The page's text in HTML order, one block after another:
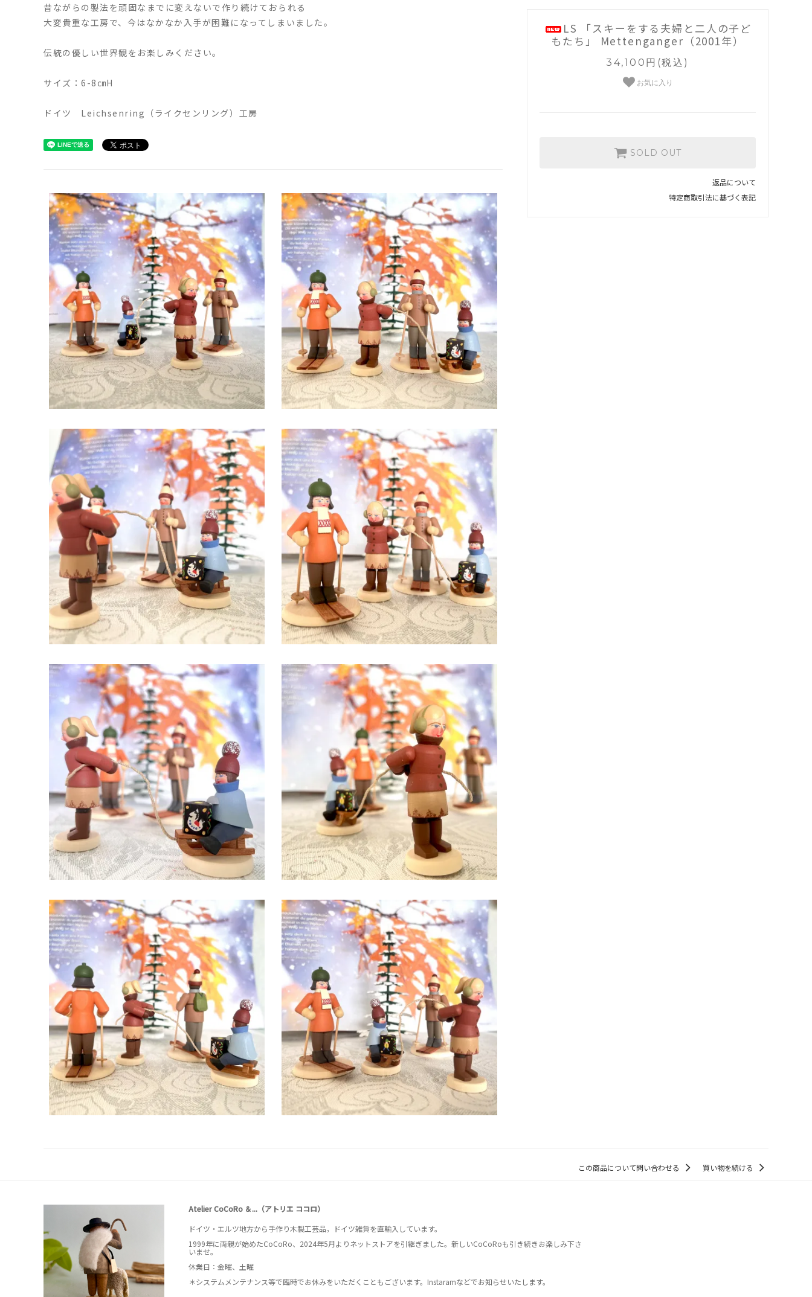
LS 「スキーをする夫婦と二人の子ど
もたち」 Mettenganger（2001年）
34,100円(税込)
お気に入り
SOLD OUT
返品について
特定商取引法に基づく表記
昔ながらの製法を頑固なまでに変えないで作り続けておられる
大変貴重な工房で、今はなかなか入手が困難になってしまいました。
伝統の優しい世界観をお楽しみください。
サイズ：6-8㎝H
ドイツ Leichsenring（ライクセンリング）工房
この商品について問い合わせる 買い物を続ける
Atelier CoCoRo ＆...（アトリエ ココロ）
ドイツ・エルツ地方から手作り木製工芸品，ドイツ雑貨を直輸入しています。
1999年に両親が始めたCoCoRo、2024年5月よりネットストアを引継ぎました。新しいCoCoRoも引き続きお楽しみ下さ
いませ。
休業日：金曜、土曜
＊システムメンテナンス等で臨時でお休みをいただくこともございます。Instaramなどでお知らせいたします。